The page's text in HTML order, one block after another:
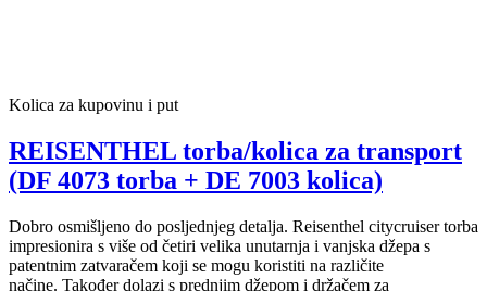
Kolica za kupovinu i put
REISENTHEL torba/kolica za transport
(DF 4073 torba + DE 7003 kolica)
Dobro osmišljeno do posljednjeg detalja. Reisenthel citycruiser torba
impresionira s više od četiri velika unutarnja i vanjska džepa s
patentnim zatvaračem koji se mogu koristiti na različite
načine. Također dolazi s prednjim džepom i držačem za